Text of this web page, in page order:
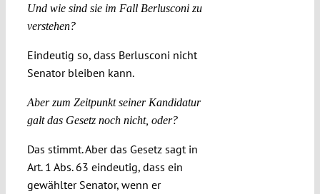
Und wie sind sie im Fall Berlusconi zu
verstehen?
Eindeutig so, dass Berlusconi nicht
Senator bleiben kann.
Aber zum Zeitpunkt seiner Kandidatur
galt das Gesetz noch nicht, oder?
Das stimmt. Aber das Gesetz sagt in
Art. 1 Abs. 63 eindeutig, dass ein
gewählter Senator, wenn er